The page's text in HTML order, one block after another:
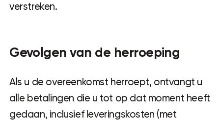
verstreken.
Gevolgen van de herroeping
Als u de overeenkomst herroept, ontvangt u
alle betalingen die u tot op dat moment heeft
gedaan, inclusief leveringskosten (met